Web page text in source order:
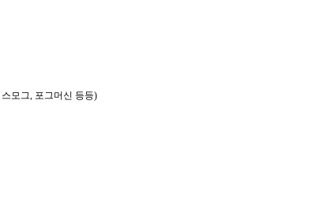
스모그, 포그머신 등등)